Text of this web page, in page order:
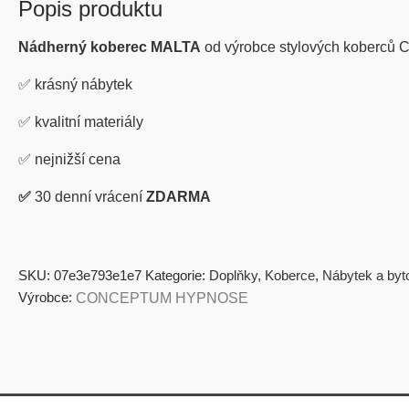
Popis produktu
Nádherný koberec MALTA od výrobce stylových koberců
✅ krásný nábytek
✅ kvalitní materiály
✅ nejnižší cena
✅ 30 denní vrácení ZDARMA
SKU: 07e3e793e1e7 Kategorie: Doplňky, Koberce, Nábytek a
Výrobce: CONCEPTUM HYPNOSE